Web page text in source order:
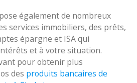
également de nombreux
services immobiliers, des prêts,
épargne et ISA qui
et à votre situation.
pour obtenir plus
des produits bancaires de